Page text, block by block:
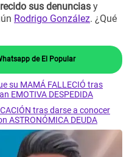
sus denuncias y
Rodrigo González. ¿Qué
de El Popular
su MAMÁ FALLECIÓ tras
EMOTIVA DESPEDIDA
tras darse a conocer
ASTRONÓMICA DEUDA